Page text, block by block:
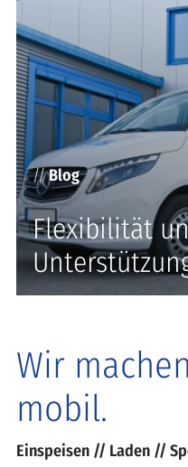
//Blog
Flexibilität
Wir
mobil.
Einspeisen // Laden //